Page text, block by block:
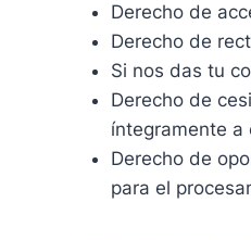
Derecho de
Derecho de
Si nos das tu
Derecho de
íntegramente a
Derecho de
para el